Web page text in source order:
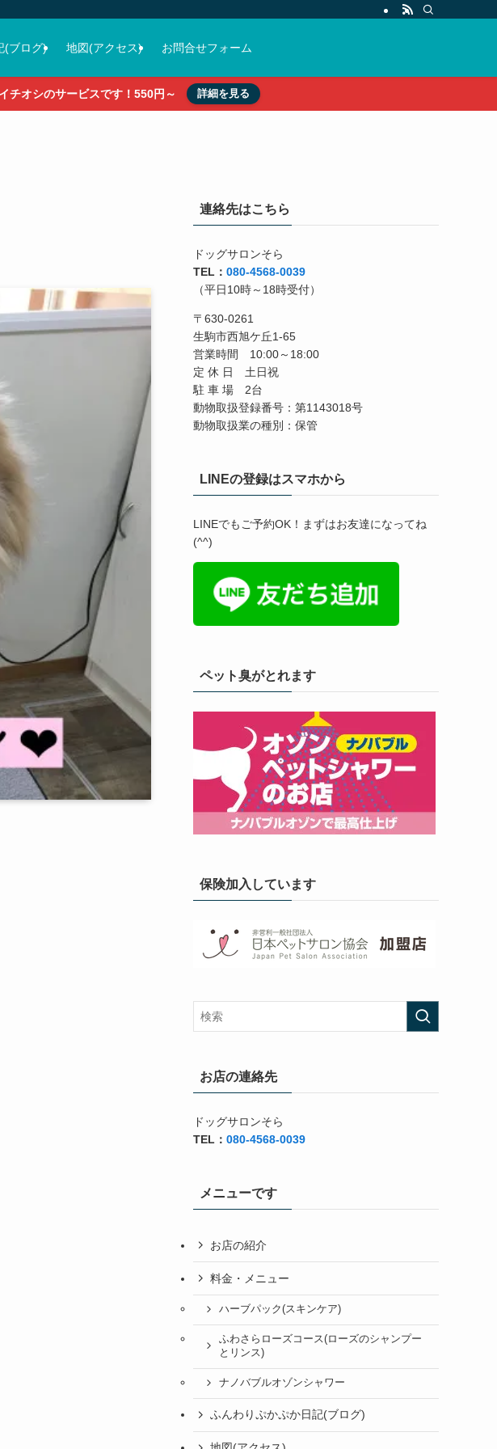
各種グッズの販売
(ブログ) 地図(アクセス) お問合せフォーム
チオシのサービスです！550円～ 詳細を見る
連絡先はこちら
ドッグサロンそら
TEL： 080-4568-0039
（平日10時～18時受付）
〒630-0261
生駒市西旭ケ丘1-65
営業時間 10:00～18:00
定 休 日 土日祝
駐 車 場 2台
動物取扱登録番号：第1143018号
動物取扱業の種別：保管
LINEの登録はスマホから
LINEでもご予約OK！まずはお友達になってね
(^^)
ペット臭がとれます
保険加入しています
お店の連絡先
ドッグサロンそら
TEL： 080-4568-0039
メニューです
お店の紹介
料金・メニュー
ハーブパック(スキンケア)
ふわさらローズコース(ローズのシャンプー
とリンス)
ナノバブルオゾンシャワー
ふんわりぷかぷか日記(ブログ)